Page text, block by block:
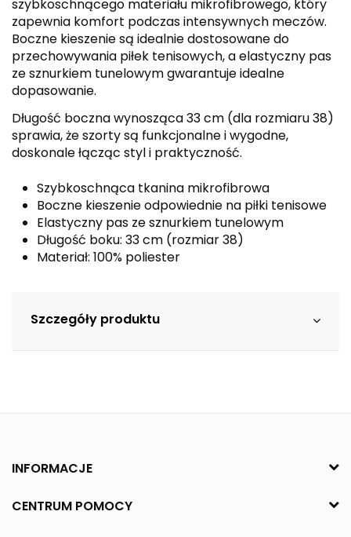
szybkoschnącego materiału mikrofibrowego, który
zapewnia komfort podczas intensywnych meczów.
Boczne kieszenie są idealnie dostosowane do
przechowywania piłek tenisowych, a elastyczny pas
ze sznurkiem tunelowym gwarantuje idealne
dopasowanie.
Długość boczna wynosząca 33 cm (dla rozmiaru 38)
sprawia, że szorty są funkcjonalne i wygodne,
doskonale łącząc styl i praktyczność.
Szybkoschnąca tkanina mikrofibrowa
Boczne kieszenie odpowiednie na piłki tenisowe
Elastyczny pas ze sznurkiem tunelowym
Długość boku: 33 cm (rozmiar 38)
Materiał: 100% poliester
Szczegóły produktu
INFORMACJE
CENTRUM POMOCY